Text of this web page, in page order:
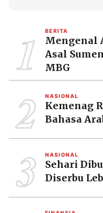
1 BERITA
Mengenal
Asal
MBG
2 NASIONAL
Kemenag
Bahasa
3 NASIONAL
Sehari
Diserbu